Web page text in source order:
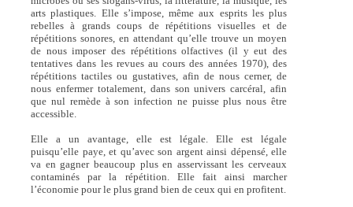
arts plastiques. Elle s’impose, même aux esprits les plus
rebelles à grands coups de répétitions visuelles et de
répétitions sonores, en attendant qu’elle trouve un moyen
de nous imposer des répétitions olfactives (il y eut des
tentatives dans les revues au cours des années 1970), des
répétitions tactiles ou gustatives, afin de nous cerner, de
nous enfermer totalement, dans son univers carcéral, afin
que nul remède à son infection ne puisse plus nous être
accessible.
Elle a un avantage, elle est légale. Elle est légale
puisqu’elle paye, et qu’avec son argent ainsi dépensé, elle
va en gagner beaucoup plus en asservissant les cerveaux
contaminés par la répétition. Elle fait ainsi marcher
l’économie pour le plus grand bien de ceux qui en profitent.